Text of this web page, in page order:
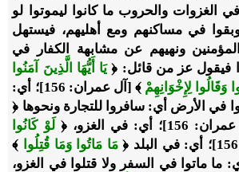
الغزوات والحروب ما كانوا ليموتوا لو
وبقوا في مساكنهم ومع أهليهم، فيستهل
المؤمنين ونهيهم عن مشابهة الكفار في
فيقول عز من قائل: ﴿يَا أَيُّهَا الَّذِينَ آمَنُوا
وَقَالُوا لِإِخْوَانِهِمْ
﴾ [آل عمران: 156]؛ أي:
في الأرض أي: سافروا للتجارة ونحوها ﴿
أي: في الغزو، ﴿
لَوْ كَانُوا
مَا مَاتُوا وَمَا قُتِلُوا
﴾
156]؛ أي: ما ماتوا في السفر ولا قتلوا في الغزو،